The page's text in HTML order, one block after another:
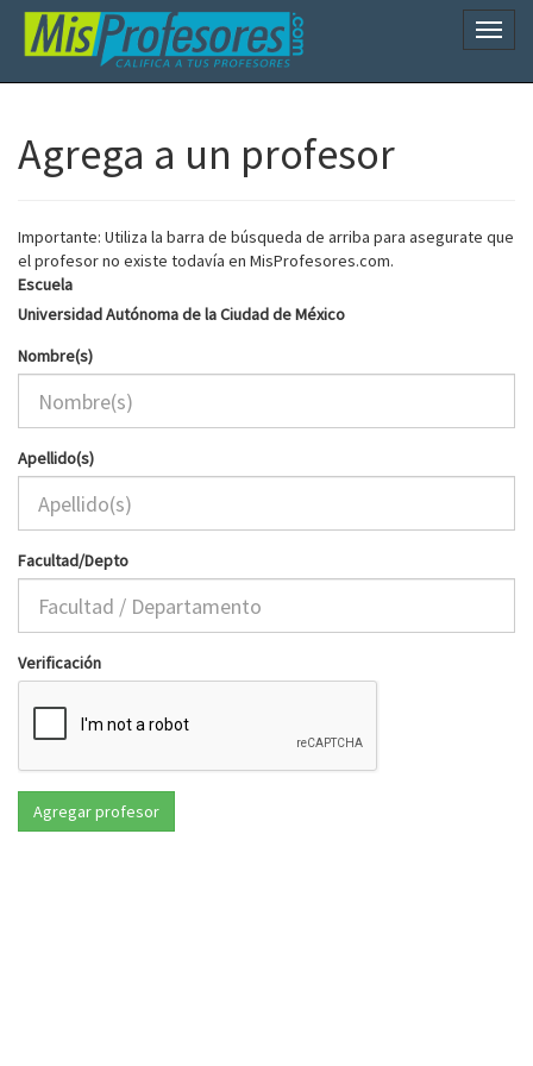
Agrega a un profesor
Importante: Utiliza la barra de búsqueda de arriba para asegurate que
el profesor no existe todavía en MisProfesores.com.
Escuela
Universidad Autónoma de la Ciudad de México
Nombre(s)
Apellido(s)
Facultad/Depto
Verificación